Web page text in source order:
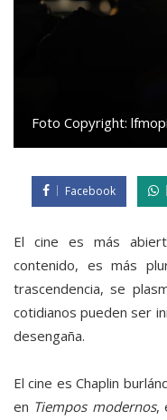
Foto Copyright:
Facebook
El cine es más
contenido, es más
trascendencia, se
cotidianos pueden ser
desengaña.
El cine es Chaplin
en Tiempos modernos,